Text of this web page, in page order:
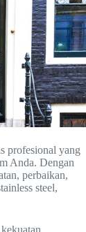
profesional yang
Anda. Dengan
perbaikan,
steel,